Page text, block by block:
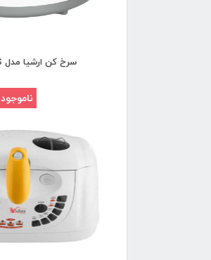
سرخ کن ارشیا مدل AR-DF500S
ناموجود